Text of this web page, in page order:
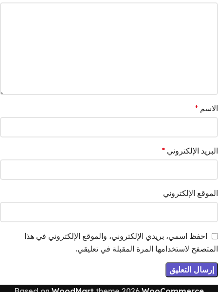
الاسم *
البريد الإلكتروني *
الموقع الإلكتروني
احفظ اسمي، بريدي الإلكتروني، والموقع الإلكتروني في هذا
المتصفح لاستخدامها المرة المقبلة في تعليقي.